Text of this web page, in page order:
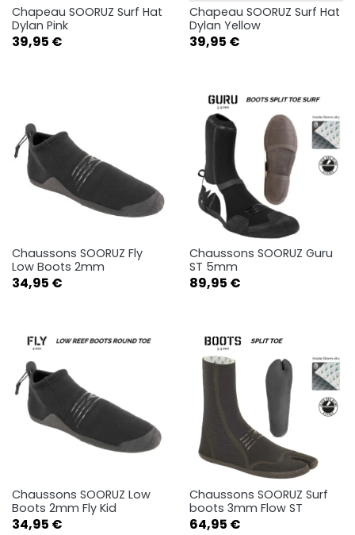
Chapeau SOORUZ Surf Hat
Dylan Pink
Prix
39,95 €
Chapeau SOORUZ Surf Hat
Dylan Yellow
Prix
39,95 €
Chaussons SOORUZ Fly
Low Boots 2mm
Prix
34,95 €
Chaussons SOORUZ Guru
ST 5mm
Prix
89,95 €
Chaussons SOORUZ Low
Boots 2mm Fly Kid
Prix
34,95 €
Chaussons SOORUZ Surf
boots 3mm Flow ST
Prix
64,95 €